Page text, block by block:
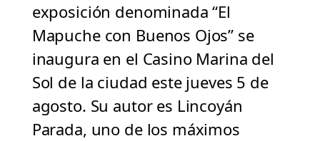
exposición denominada “El
Mapuche con Buenos Ojos” se
inaugura en el Casino Marina del
Sol de la ciudad este jueves 5 de
agosto. Su autor es Lincoyán
Parada, uno de los máximos